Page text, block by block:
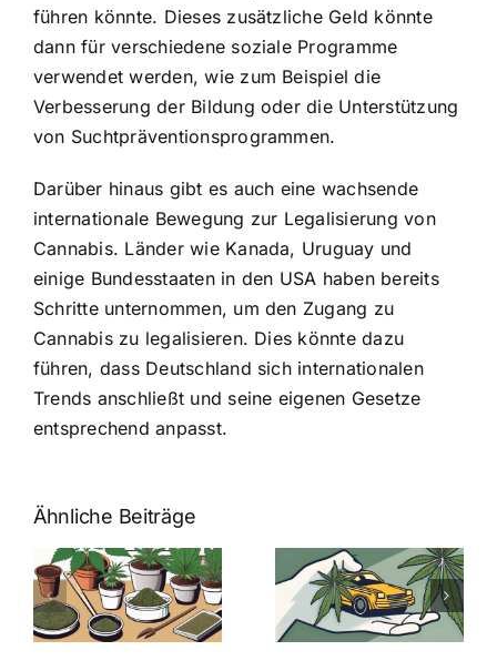
führen könnte. Dieses zusätzliche Geld könnte
dann für verschiedene soziale Programme
verwendet werden, wie zum Beispiel die
Verbesserung der Bildung oder die Unterstützung
von Suchtpräventionsprogrammen.
Darüber hinaus gibt es auch eine wachsende
internationale Bewegung zur Legalisierung von
Cannabis. Länder wie Kanada, Uruguay und
einige Bundesstaaten in den USA haben bereits
Schritte unternommen, um den Zugang zu
Cannabis zu legalisieren. Dies könnte dazu
führen, dass Deutschland sich internationalen
Trends anschließt und seine eigenen Gesetze
entsprechend anpasst.
Ähnliche Beiträge
Neue THC-
Grenzwert-
Regelung:
Was Sie über
Cannabis und
Cannabis
Samen
kaufen: Alles
was Sie